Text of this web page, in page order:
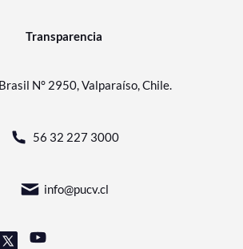
Transparencia
N° 2950, Valparaíso, Chile.
56 32 227 3000
info@pucv.cl